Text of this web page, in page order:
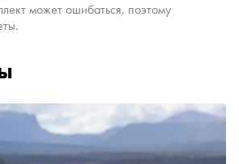
может ошибаться, поэтому